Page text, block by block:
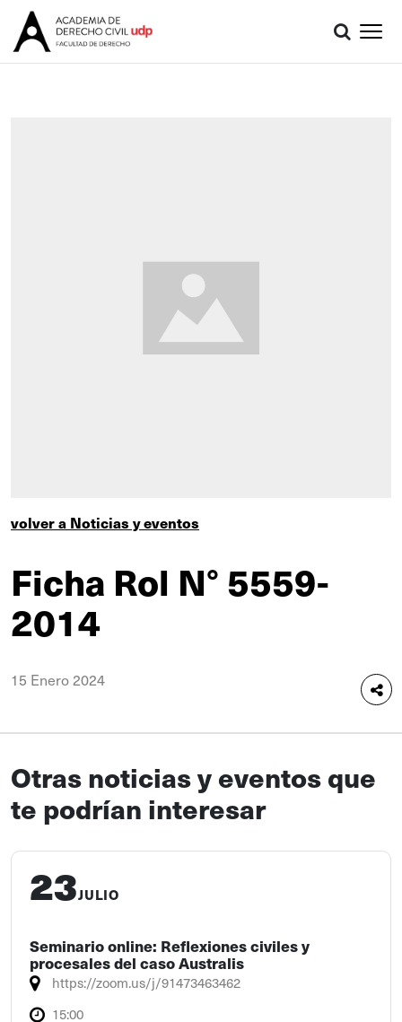
volver a Noticias y eventos
Ficha Rol N° 5559-
2014
15 Enero 2024
Otras noticias y eventos que
te podrían interesar
23JULIO
Seminario online: Reflexiones civiles y
procesales del caso Australis
https://zoom.us/j/91473463462
15:00